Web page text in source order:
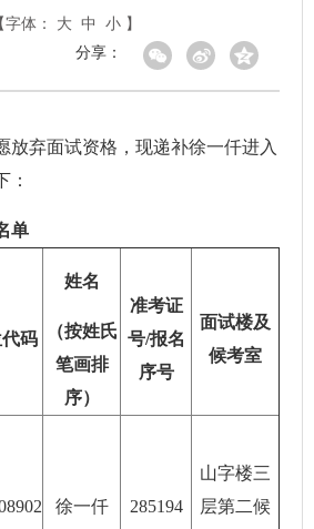
字体：
大 中 小 】
分享：
弃面试资格，现递补徐一仟进入
：
单
码
姓名
（按姓氏
笔画排
序）
准考证
号/报名
序号
面试楼及
候考室
徐一仟 285194
山字楼三
层第二候